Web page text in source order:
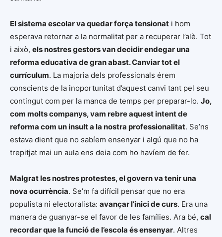
El sistema escolar va quedar força tensionat i hom
esperava retornar a la normalitat per a recuperar l’alè. Tot
i això, els nostres gestors van decidir endegar una
reforma educativa de gran abast. Canviar tot el
currículum. La majoria dels professionals érem
conscients de la inoportunitat d’aquest canvi tant pel seu
contingut com per la manca de temps per preparar-lo. Jo,
com molts companys, vam rebre aquest intent de
reforma com un insult a la nostra professionalitat. Se’ns
estava dient que no sabíem ensenyar i algú que no ha
trepitjat mai un aula ens deia com ho havíem de fer.
Malgrat les nostres protestes, el govern va tenir una
nova ocurrència. Se’m fa difícil pensar que no era
populista ni electoralista: avançar l’inici de curs. Era una
manera de guanyar-se el favor de les famílies. Ara bé, cal
recordar que la funció de l’escola és ensenyar. Altres